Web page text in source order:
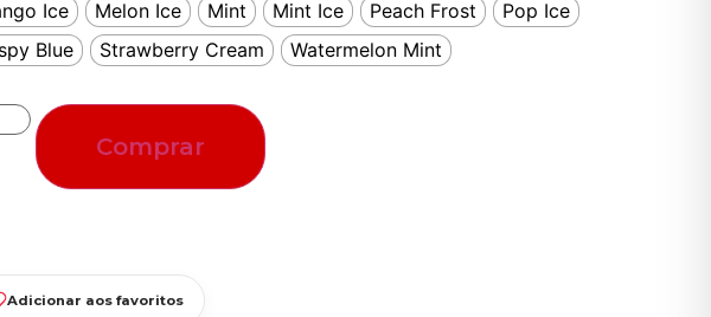
Ice
Melon Ice Mint Mint Ice Peach Frost
Pop Ice
Blue
Strawberry Cream Watermelon Mint
Comprar
Adicionar aos favoritos